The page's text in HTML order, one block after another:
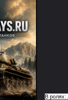
В ролях: